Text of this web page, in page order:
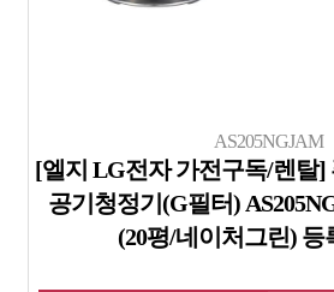
AS205NGJAM
[엘지 LG전자 가전구독/렌탈]
공기청정기(G필터)
(20평/네이처그린) 등